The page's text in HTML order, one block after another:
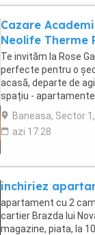
Cazare
Neolife Therme
Te invităm la Rose
perfecte pentru o
acasă, departe de
spațiu -
și grădină, într-un ...
Baneasa, Sector
azi 17:28
inchiriez
apartament cu 2
cartier Brazda lui
magazine, piata, la